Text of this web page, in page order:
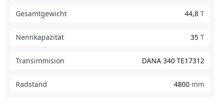
Gesamtgewicht 44,8 T
Nennkapazität 35 T
Transimmision DANA 340 TE17312
Radstand 4800 mm